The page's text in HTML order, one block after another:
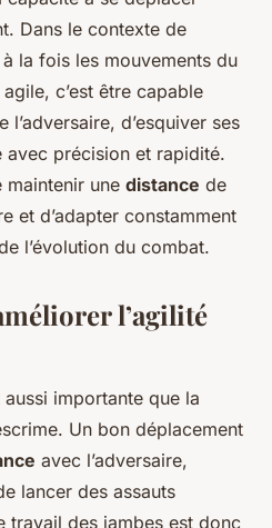
Dans le contexte de
la fois les mouvements du
c’est être capable
l’adversaire, d’esquiver ses
avec précision et rapidité.
maintenir une distance de
et d’adapter constamment
l’évolution du combat.
l’agilité
importante que la
Un bon déplacement
avec l’adversaire,
lancer des assauts
travail des jambes est donc